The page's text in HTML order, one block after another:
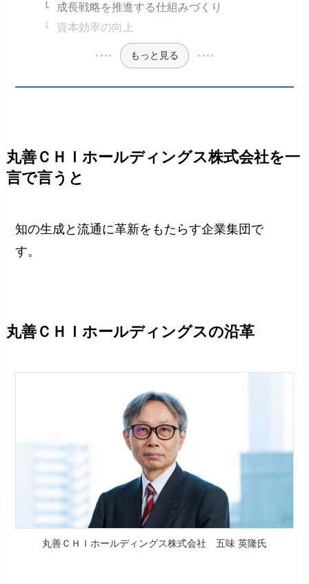
成長戦略を推進する仕組みづくり
資本効率の向上
もっと見る
丸善ＣＨＩホールディングス株式会社を一
言で言うと
知の生成と流通に革新をもたらす企業集団で
す。
丸善ＣＨＩホールディングスの沿革
丸善ＣＨＩホールディングス株式会社 五味 英隆氏